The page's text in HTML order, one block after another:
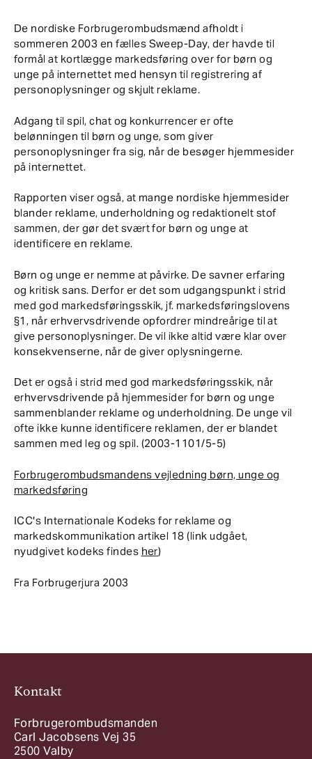
De nordiske Forbrugerombudsmænd afholdt i
sommeren 2003 en fælles Sweep-Day, der havde til
formål at kortlægge markedsføring over for børn og
unge på internettet med hensyn til registrering af
personoplysninger og skjult reklame.
Adgang til spil, chat og konkurrencer er ofte
belønningen til børn og unge, som giver
personoplysninger fra sig, når de besøger hjemmesider
på internettet.
Rapporten viser også, at mange nordiske hjemmesider
blander reklame, underholdning og redaktionelt stof
sammen, der gør det svært for børn og unge at
identificere en reklame.
Børn og unge er nemme at påvirke. De savner erfaring
og kritisk sans. Derfor er det som udgangspunkt i strid
med god markedsføringsskik, jf. markedsføringslovens
§1, når erhvervsdrivende opfordrer mindreårige til at
give personoplysninger. De vil ikke altid være klar over
konsekvenserne, når de giver oplysningerne.
Det er også i strid med god markedsføringsskik, når
erhvervsdrivende på hjemmesider for børn og unge
sammenblander reklame og underholdning. De unge vil
ofte ikke kunne identificere reklamen, der er blandet
sammen med leg og spil. (2003-1101/5-5)
Forbrugerombudsmandens vejledning børn, unge og
markedsføring
ICC's Internationale Kodeks for reklame og
markedskommunikation artikel 18 (link udgået,
nyudgivet kodeks findes her)
Fra Forbrugerjura 2003
Kontakt
Forbrugerombudsmanden
Carl Jacobsens Vej 35
2500 Valby